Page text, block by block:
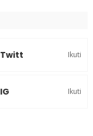
Twitt Ikuti
IG Ikuti